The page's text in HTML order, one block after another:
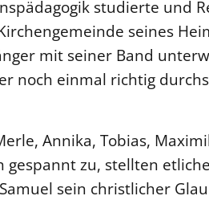
studierte und
seines
mit seiner Band
noch einmal richtig
Annika, Tobias,
gespannt zu, stellten
sein christlicher